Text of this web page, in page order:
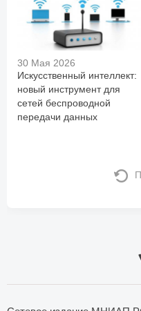
30 Мая 2026
Искусственный интеллект:
новый инструмент для
сетей беспроводной
передачи данных